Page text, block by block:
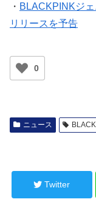
・ BLACKPINKジ
リリースを予告
0
ニュース
Twitter